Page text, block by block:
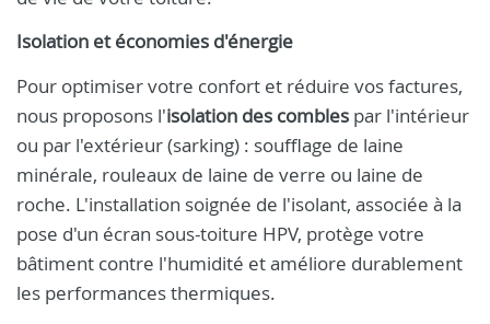
Isolation et économies d'énergie
Pour optimiser votre confort et réduire vos factures,
nous proposons l'isolation des combles par l'intérieur
ou par l'extérieur (sarking) : soufflage de laine
minérale, rouleaux de laine de verre ou laine de
roche. L'installation soignée de l'isolant, associée à la
pose d'un écran sous-toiture HPV, protège votre
bâtiment contre l'humidité et améliore durablement
les performances thermiques.